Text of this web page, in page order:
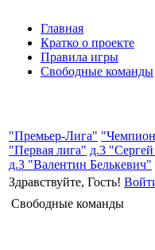
Главная
Кратко о проекте
Правила игры
Свободные команды
"Премьер-Лига"
"Первая лига" д.3
д.3 "Валентин Белькевич"
Здравствуйте, Гость!
Свободные команды